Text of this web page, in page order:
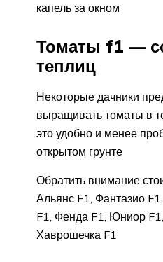
капель за окном
Томаты f1 —
теплиц
Некоторые дачники
выращивать томаты в
это удобно и менее
открытом грунте
Обратить внимание
Альянс F1, Фантазио
F1, Фенда F1, Юниор
Хаврошечка F1